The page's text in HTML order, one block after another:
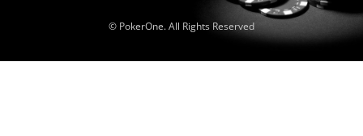
© PokerOne. All Rights Reserved